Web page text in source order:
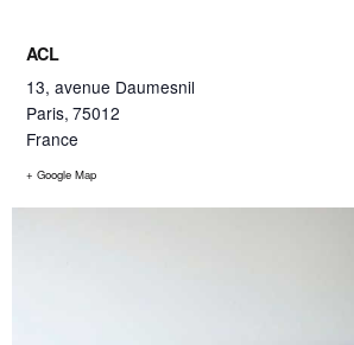
ACL
13, avenue Daumesnil
Paris, 75012
France
+ Google Map